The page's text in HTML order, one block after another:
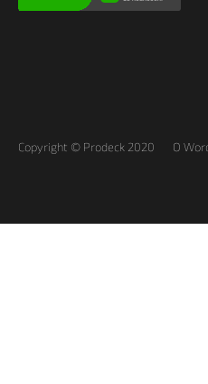
Copyright © Prodeck 2020 O